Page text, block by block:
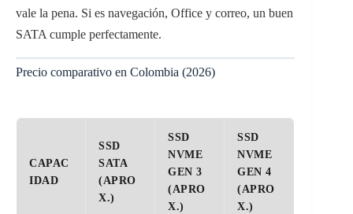
vale la pena. Si es navegación, Office y correo, un buen
SATA cumple perfectamente.
Precio comparativo en Colombia (2026)
CAPAC
IDAD
SSD
SATA
(APRO
X.)
SSD
NVME
GEN 3
(APRO
X.)
SSD
NVME
GEN 4
(APRO
X.)